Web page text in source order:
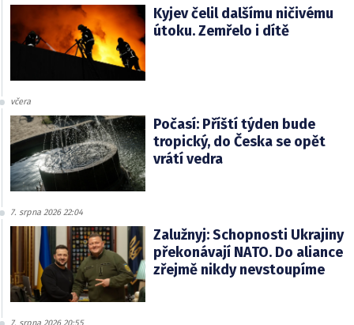
Kyjev čelil dalšímu ničivému
útoku. Zemřelo i dítě
včera
Počasí: Příští týden bude
tropický, do Česka se opět
vrátí vedra
7. srpna 2026 22:04
Zalužnyj: Schopnosti Ukrajiny
překonávají NATO. Do aliance
zřejmě nikdy nevstoupíme